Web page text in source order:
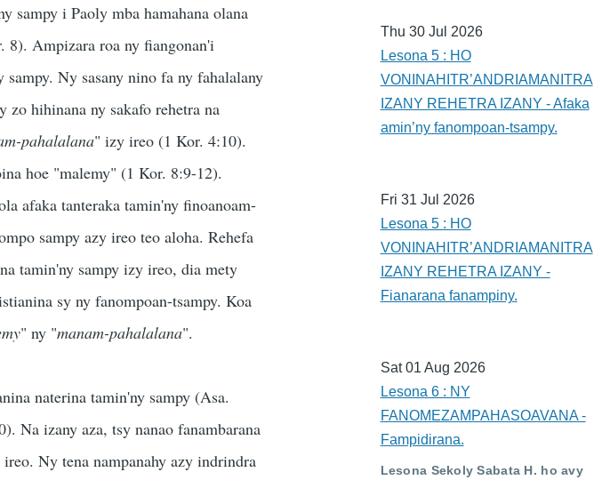
sampy i Paoly mba hamahana olana
8). Ampizara roa ny fiangonan'i
Ny sasany nino fa ny fahalalany
zo hihinana ny sakafo rehetra na
pahalalana" izy ireo (1 Kor. 4:10).
hoe "malemy" (1 Kor. 8:9-12).
afaka tanteraka tamin'ny finoanoam-
sampy azy ireo teo aloha. Rehefa
tamin'ny sampy izy ireo, dia mety
sy ny fanompoan-tsampy. Koa
" ny "manam-pahalalana".
naterina tamin'ny sampy (Asa.
Na izany aza, tsy nanao fanambarana
Ny tena nampanahy azy indrindra
Thu 30 Jul 2026
Lesona 5 : HO
VONINAHITR’ANDRIAMANITRA
IZANY REHETRA IZANY - Afaka
amin’ny fanompoan-tsampy.
Fri 31 Jul 2026
Lesona 5 : HO
VONINAHITR’ANDRIAMANITRA
IZANY REHETRA IZANY -
Fianarana fanampiny.
Sat 01 Aug 2026
Lesona 6 : NY
FANOMEZAMPAHASOAVANA -
Fampidirana.
Lesona Sekoly Sabata H. ho avy